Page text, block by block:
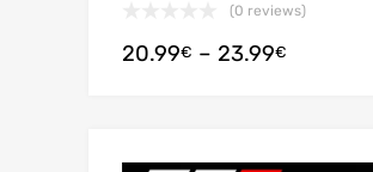
(0 reviews)
20.99€ – 23.99€